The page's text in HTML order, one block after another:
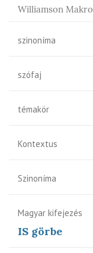
Williamson Makro
szinoníma
szófaj
témakör
Kontextus
Szinoníma
Magyar kifejezés
IS görbe